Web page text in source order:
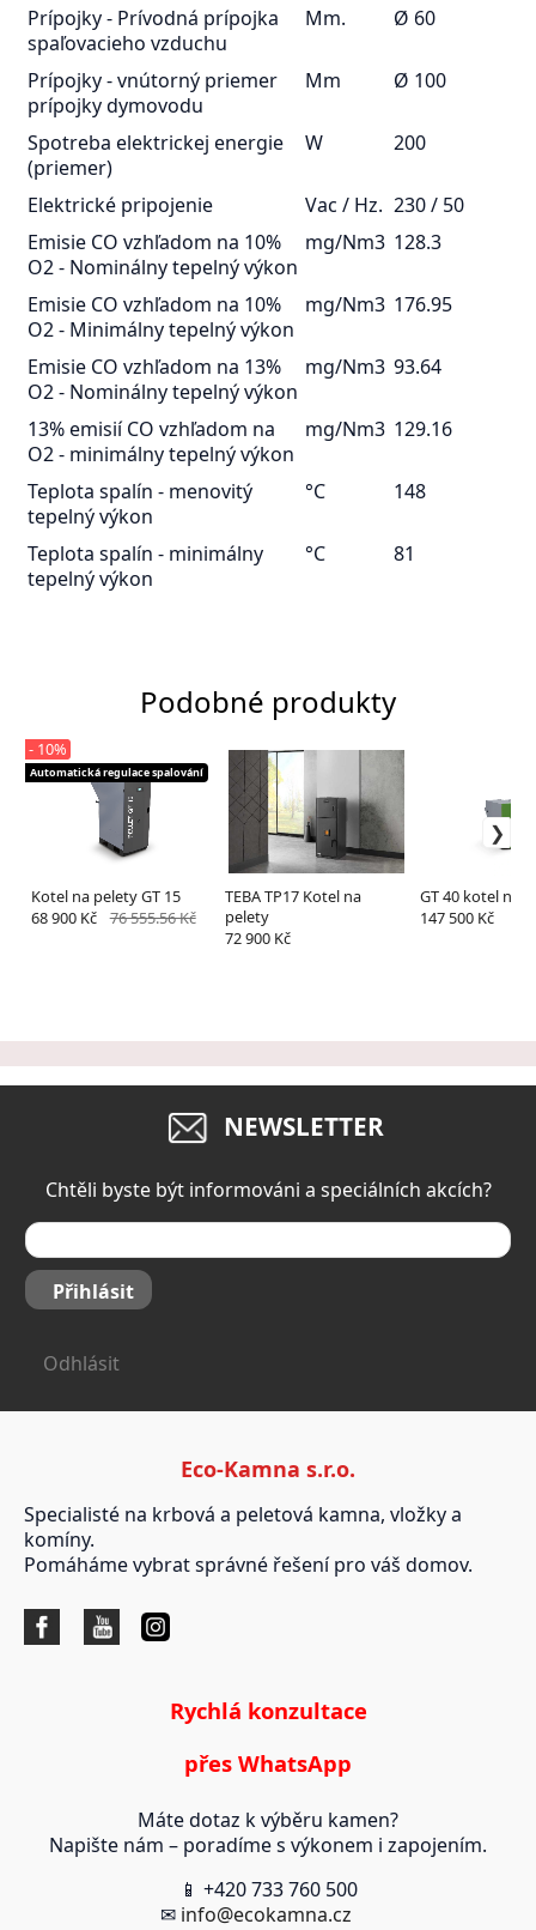
Prípojky - Prívodná prípojka
spaľovacieho vzduchu
Mm. Ø 60
Prípojky - vnútorný priemer
prípojky dymovodu
Mm Ø 100
Spotreba elektrickej energie
(priemer)
W 200
Elektrické pripojenie Vac / Hz. 230 / 50
Emisie CO vzhľadom na 10%
O2 - Nominálny tepelný výkon
mg/Nm3 128.3
Emisie CO vzhľadom na 10%
O2 - Minimálny tepelný výkon
mg/Nm3 176.95
Emisie CO vzhľadom na 13%
O2 - Nominálny tepelný výkon
mg/Nm3 93.64
13% emisií CO vzhľadom na
O2 - minimálny tepelný výkon
mg/Nm3 129.16
Teplota spalín - menovitý
tepelný výkon
°C 148
Teplota spalín - minimálny
tepelný výkon
°C 81
Podobné produkty
Kotel na pelety GT 15
Automatická regulace spalování
- 10%
68 900 Kč 76 555.56 Kč
TEBA TP17 Kotel na
pelety
72 900 Kč
GT 40 kotel na
147 500 Kč
NEWSLETTER
Chtěli byste být informováni a speciálních akcích?
Přihlásit
Odhlásit
Eco-Kamna s.r.o.
Specialisté na krbová a peletová kamna, vložky a
komíny.
Pomáháme vybrat správné řešení pro váš domov.
Rychlá konzultace
přes WhatsApp
Máte dotaz k výběru kamen?
Napište nám – poradíme s výkonem i zapojením.
📱 +420 733 760 500
✉ info@ecokamna.cz